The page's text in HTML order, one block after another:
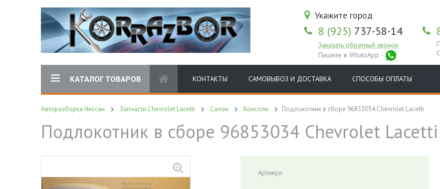
Укажите город
8 (925) 737-58-14
Заказать обратный звонок
Пишите в WhatsApp -
КАТАЛОГ ТОВАРОВ КОНТАКТЫ САМОВЫВОЗ И ДОСТАВКА СПОСОБЫ ОПЛАТЫ
Авторазборка Ниссан Запчасти Chevrolet Lacetti Салон Консоли Подлокотник в сборе 96853034 Chevrolet Lacetti
Подлокотник в сборе 96853034 Chevrolet Lacetti
Артикул: